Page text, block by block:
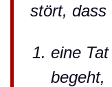
stört, dass
eine
begeht,